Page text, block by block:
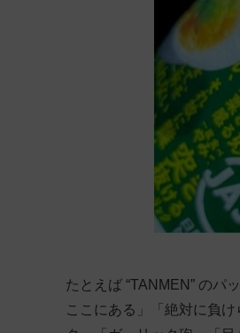
たとえば “TANMEN” のパ
ここにある」「絶対に負